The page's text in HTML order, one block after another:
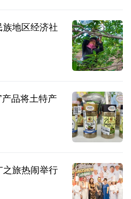
地区经济社
品将土特产
旅热闹举行